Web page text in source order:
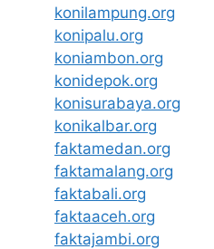
konilampung.org
konipalu.org
koniambon.org
konidepok.org
konisurabaya.org
konikalbar.org
faktamedan.org
faktamalang.org
faktabali.org
faktaaceh.org
faktajambi.org